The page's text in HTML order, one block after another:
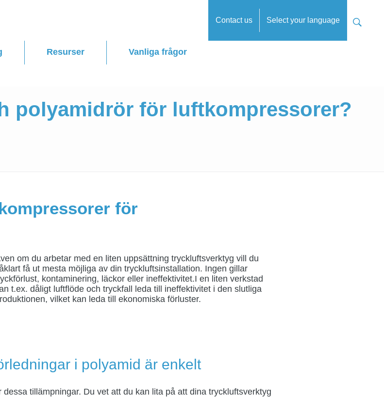
Contact us Select your language
Resurser Vanliga frågor
polyamidrör för luftkompressorer?
för
om du arbetar med en liten uppsättning tryckluftsverktyg vill du
få ut mesta möjliga av din tryckluftsinstallation. Ingen gillar
kontaminering, läckor eller ineffektivitet.I en liten verkstad
t.ex. dåligt luftflöde och tryckfall leda till ineffektivitet i den slutliga
vilket kan leda till ekonomiska förluster.
i polyamid är enkelt
tillämpningar. Du vet att du kan lita på att dina tryckluftsverktyg